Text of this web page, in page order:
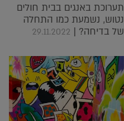
תערוכת באנגים בבית חולים
נטוש, נשמעת כמו התחלה
של בדיחה? | 29.11.2022